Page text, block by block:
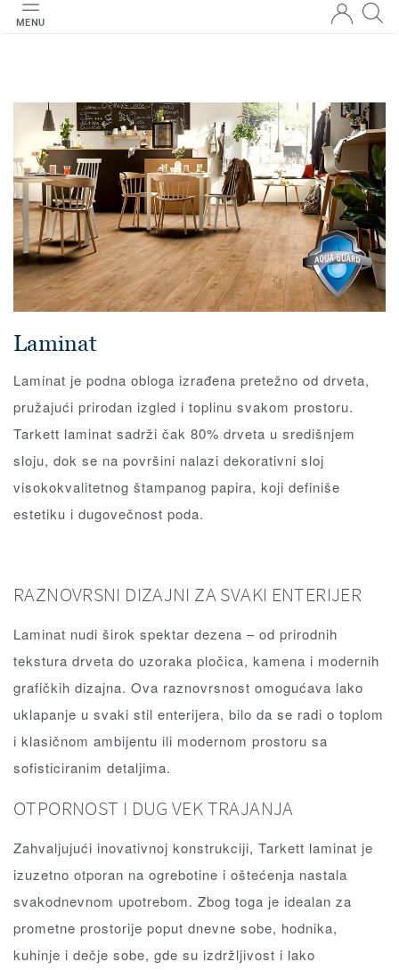
MENU
Laminat
Laminat je podna obloga izrađena pretežno od drveta,
pružajući prirodan izgled i toplinu svakom prostoru.
Tarkett laminat sadrži čak 80% drveta u središnjem
sloju, dok se na površini nalazi dekorativni sloj
visokokvalitetnog štampanog papira, koji definiše
estetiku i dugovečnost poda.
RAZNOVRSNI DIZAJNI ZA SVAKI ENTERIJER
Laminat nudi širok spektar dezena – od prirodnih
tekstura drveta do uzoraka pločica, kamena i modernih
grafičkih dizajna. Ova raznovrsnost omogućava lako
uklapanje u svaki stil enterijera, bilo da se radi o toplom
i klasičnom ambijentu ili modernom prostoru sa
sofisticiranim detaljima.
OTPORNOST I DUG VEK TRAJANJA
Zahvaljujući inovativnoj konstrukciji, Tarkett laminat je
izuzetno otporan na ogrebotine i oštećenja nastala
svakodnevnom upotrebom. Zbog toga je idealan za
prometne prostorije poput dnevne sobe, hodnika,
kuhinje i dečje sobe, gde su izdržljivost i lako